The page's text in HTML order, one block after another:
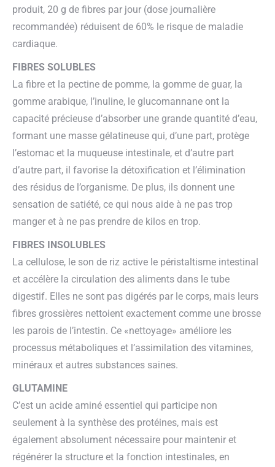
produit, 20 g de fibres par jour (dose journalière
recommandée) réduisent de 60% le risque de maladie
cardiaque.
FIBRES SOLUBLES
La fibre et la pectine de pomme, la gomme de guar, la
gomme arabique, l’inuline, le glucomannane ont la
capacité précieuse d’absorber une grande quantité d’eau,
formant une masse gélatineuse qui, d’une part, protège
l’estomac et la muqueuse intestinale, et d’autre part
d’autre part, il favorise la détoxification et l’élimination
des résidus de l’organisme. De plus, ils donnent une
sensation de satiété, ce qui nous aide à ne pas trop
manger et à ne pas prendre de kilos en trop.
FIBRES INSOLUBLES
La cellulose, le son de riz active le péristaltisme intestinal
et accélère la circulation des aliments dans le tube
digestif. Elles ne sont pas digérés par le corps, mais leurs
fibres grossières nettoient exactement comme une brosse
les parois de l’intestin. Ce «nettoyage» améliore les
processus métaboliques et l’assimilation des vitamines,
minéraux et autres substances saines.
GLUTAMINE
C’est un acide aminé essentiel qui participe non
seulement à la synthèse des protéines, mais est
également absolument nécessaire pour maintenir et
régénérer la structure et la fonction intestinales, en